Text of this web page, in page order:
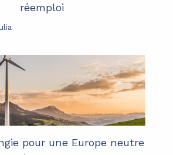
réemploi
pour une Europe neutre